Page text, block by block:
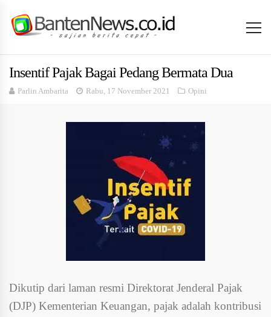
Insentif Pajak Bagai Pedang Bermata Dua
Parlin Ambarita Rabu, 17 November 2021 Opini
Dikutip dari laman resmi Direktorat Jenderal Pajak
(DJP) Kementerian Keuangan, pajak adalah kontribusi